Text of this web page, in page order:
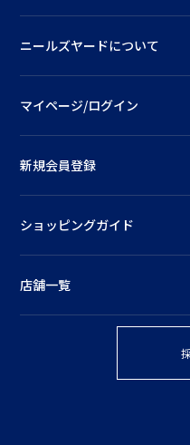
ニールズヤードについて
マイページ/ログイン
新規会員登録
ショッピングガイド
店舗一覧